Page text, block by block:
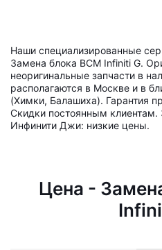
Наши специализированные
Замена блока BCM Infiniti G.
неоригинальные запчасти в
располагаются в Москве и в
(Химки, Балашиха). Гарантия
Скидки постоянным клиентам.
Инфинити Джи: низкие цены.
Цена -